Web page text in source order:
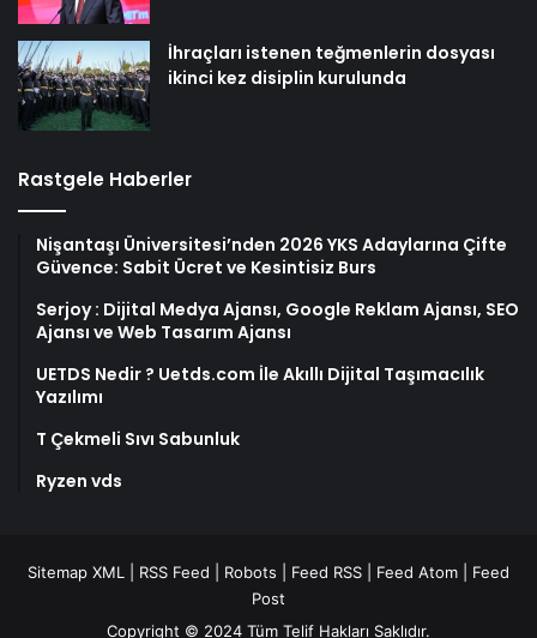
İhraçları istenen teğmenlerin dosyası
ikinci kez disiplin kurulunda
Rastgele Haberler
Nişantaşı Üniversitesi’nden 2026 YKS Adaylarına Çifte
Güvence: Sabit Ücret ve Kesintisiz Burs
Serjoy : Dijital Medya Ajansı, Google Reklam Ajansı, SEO
Ajansı ve Web Tasarım Ajansı
UETDS Nedir ? Uetds.com İle Akıllı Dijital Taşımacılık
Yazılımı
T Çekmeli Sıvı Sabunluk
Ryzen vds
Sitemap XML RSS Feed Robots Feed RSS Feed Atom
Feed
Post
Copyright © 2024 Tüm Telif Hakları Saklıdır.